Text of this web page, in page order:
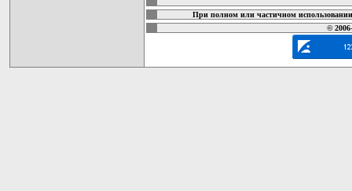
При полном или частичном
©